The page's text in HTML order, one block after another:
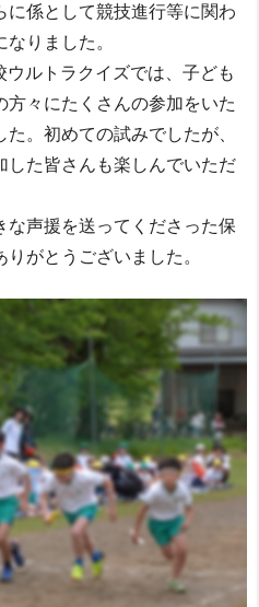
に係として競技進行等に関わ
りました。
ルトラクイズでは、子ども
々にたくさんの参加をいた
。初めての試みでしたが、
した皆さんも楽しんでいただ
声援を送ってくださった保
がとうございました。